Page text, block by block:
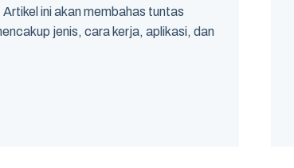
ini akan membahas tuntas
jenis, cara kerja, aplikasi, dan